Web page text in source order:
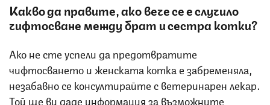
Какво да правите, ако вече се е случило
чифтосване между брат и сестра котки?
Ако не сте успели да предотвратите
чифтосването и женската котка е забременяла,
незабавно се консултирайте с ветеринарен лекар.
Той ще ви даде информация за възможните